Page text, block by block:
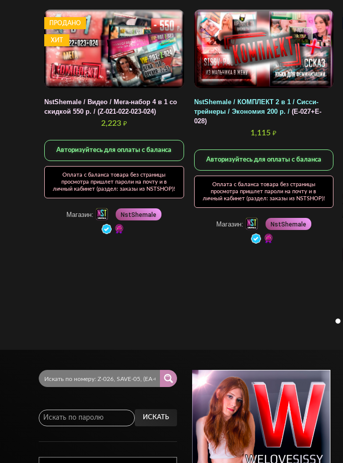
ПРОДАНО
ХИТ
NstShemale / Видео / Мега-набор 4 в 1 со
скидкой 550 р. / (Z-021-022-023-024)
2,223 ₽
Авторизуйтесь для оплаты с баланса
Оплата с баланса товара без страницы
просмотра пришлет пароли на почту и в
личный кабинет (раздел: заказы из NSTSHOP)!
Магазин: NstShemale
NstShemale / КОМПЛЕКТ 2 в 1 / Сисси-
трейнеры / Экономия 200 р. / (E-027+E-
028)
1,115₽
Авторизуйтесь для оплаты с баланса
Оплата с баланса товара без страницы
просмотра пришлет пароли на почту и в
личный кабинет (раздел: заказы из NSTSHOP)!
Магазин: NstShemale
ИСКАТЬ